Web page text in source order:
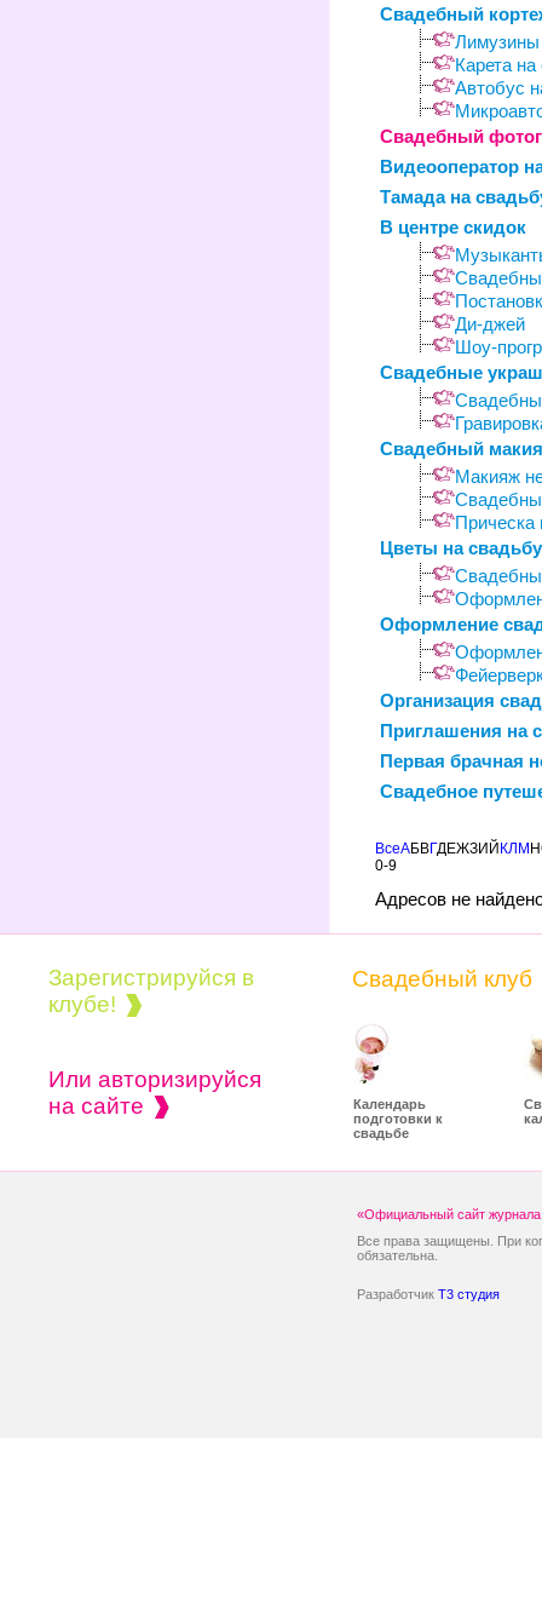
Свадебный
Лимузины
Карета
Автобус
Свадебный
Видеооператор
Тамада на
В центре скидок
Ди-джей
Шоу-
Свадебные
Свадебный
Макияж
Прическа
Цветы на свадьбу
Оформление
Организация
Приглашения на
Первая брачная
Свадебное
ВсеАБВГДЕЖЗИ Й КЛ М Н
0-9
Адресов не
Зарегистрируйся в
клубе!
Или авторизируйся
на сайте
Свадебный клуб
Календарь
подготовки к
свадьбе
«Официальный сайт журнала
Все права защищены. При
обязательна.
Разработчик T3 студия